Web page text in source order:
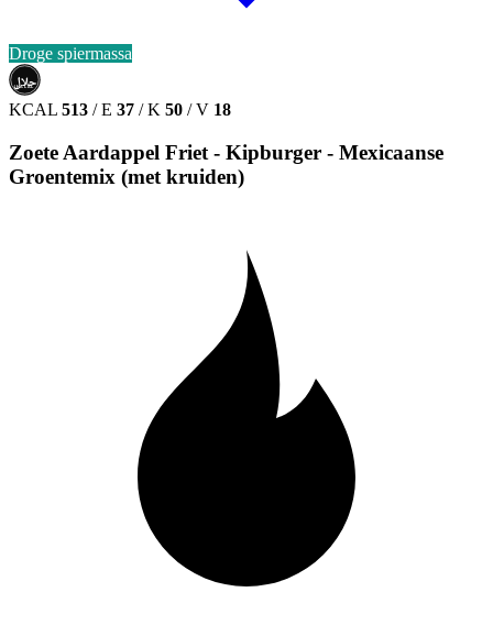
Droge spiermassa
حلال
HALAL
KCAL 513 / E 37 / K 50 / V 18
Zoete Aardappel Friet - Kipburger - Mexicaanse
Groentemix (met kruiden)